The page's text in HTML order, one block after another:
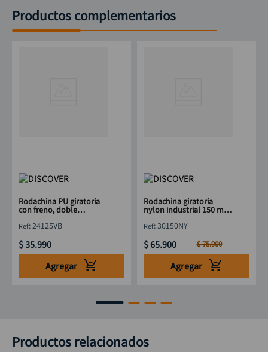
Productos complementarios
Rodachina PU giratoria
con freno, doble
DISCOVER
:24125VB
$35.990
Agregar
Rodachina giratoria
nylon industrial 150 mm
:30150NY
$65.900 $75.900
Agregar
Productos relacionados